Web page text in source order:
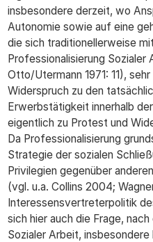
insbesondere derzeit, wo
Autonomie sowie auf eine
die sich traditionellerweise
Professionalisierung Sozialer
Otto/Utermann 1971: 11),
Widerspruch zu den
Erwerbstätigkeit innerhalb
eigentlich zu Protest und
Da Professionalisierung
Strategie der sozialen
Privilegien gegenüber
(vgl. u.a. Collins 2004;
Interessensvertreterpolitik
sich hier auch die Frage,
Sozialer Arbeit,